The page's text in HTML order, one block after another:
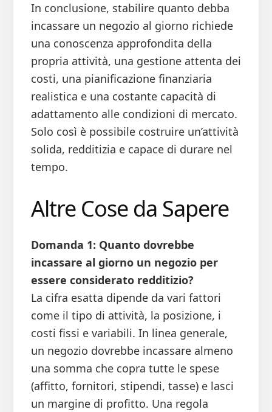
In conclusione, stabilire quanto debba
incassare un negozio al giorno richiede
una conoscenza approfondita della
propria attività, una gestione attenta dei
costi, una pianificazione finanziaria
realistica e una costante capacità di
adattamento alle condizioni di mercato.
Solo così è possibile costruire un’attività
solida, redditizia e capace di durare nel
tempo.
Altre Cose da Sapere
Domanda 1: Quanto dovrebbe
incassare al giorno un negozio per
essere considerato redditizio?
La cifra esatta dipende da vari fattori
come il tipo di attività, la posizione, i
costi fissi e variabili. In linea generale,
un negozio dovrebbe incassare almeno
una somma che copra tutte le spese
(affitto, fornitori, stipendi, tasse) e lasci
un margine di profitto. Una regola